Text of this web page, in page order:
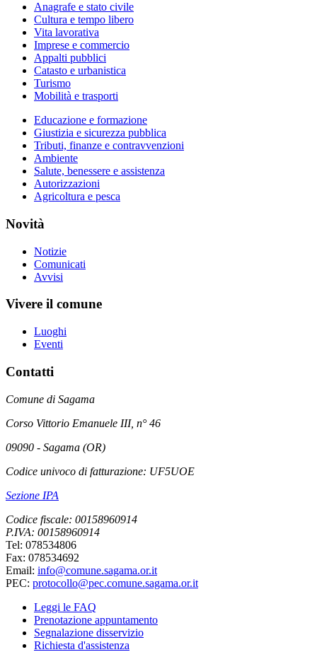
Anagrafe e stato civile
Cultura e tempo libero
Vita lavorativa
Imprese e commercio
Appalti pubblici
Catasto e urbanistica
Turismo
Mobilità e trasporti
Educazione e formazione
Giustizia e sicurezza pubblica
Tributi, finanze e contravvenzioni
Ambiente
Salute, benessere e assistenza
Autorizzazioni
Agricoltura e pesca
Novità
Notizie
Comunicati
Avvisi
Vivere il comune
Luoghi
Eventi
Contatti
Comune di Sagama
Corso Vittorio Emanuele III, n° 46
09090 - Sagama (OR)
Codice univoco di fatturazione: UF5UOE
Sezione IPA
Codice fiscale: 00158960914
P.IVA: 00158960914
Tel: 078534806
Fax: 078534692
Email: info@comune.sagama.or.it
PEC: protocollo@pec.comune.sagama.or.it
Leggi le FAQ
Prenotazione appuntamento
Segnalazione disservizio
Richiesta d'assistenza